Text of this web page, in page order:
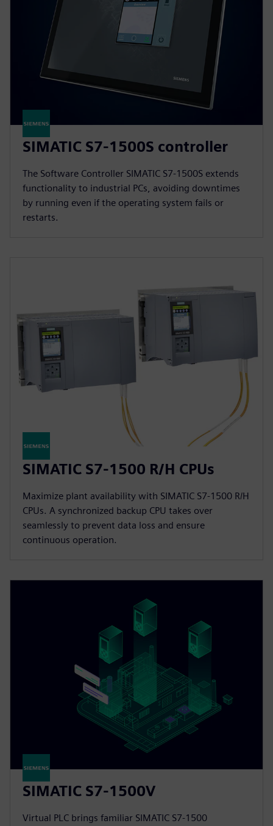
SIMATIC S7-1500S controller
The Software Controller SIMATIC S7-1500S extends
functionality to industrial PCs, avoiding downtimes
by running even if the operating system fails or
restarts.
SIMATIC S7-1500 R/H CPUs
Maximize plant availability with SIMATIC S7-1500 R/H
CPUs. A synchronized backup CPU takes over
seamlessly to prevent data loss and ensure
continuous operation.
SIMATIC S7-1500V
Virtual PLC brings familiar SIMATIC S7-1500